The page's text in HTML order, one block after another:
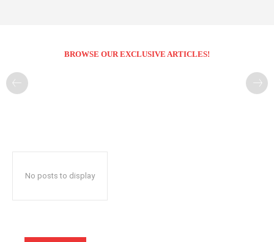
BROWSE OUR EXCLUSIVE ARTICLES!
No posts to display